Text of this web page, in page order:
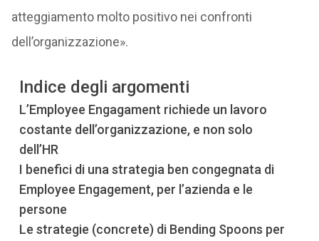
atteggiamento molto positivo nei confronti
dell’organizzazione».
Indice degli argomenti
L’Employee Engagament richiede un lavoro
costante dell’organizzazione, e non solo
dell’HR
I benefici di una strategia ben congegnata di
Employee Engagement, per l’azienda e le
persone
Le strategie (concrete) di Bending Spoons per